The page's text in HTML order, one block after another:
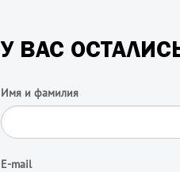
У ВАС
Имя и фамилия
E-mail